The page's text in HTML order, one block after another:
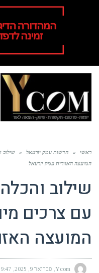
ראשי » חדשות עמק יזרעאל »
שילוב
המועצה האזורית עמק יזרעאל
שילוב
עם צרכים
המועצה
Ycom פברואר 9, 2025 9:47 am